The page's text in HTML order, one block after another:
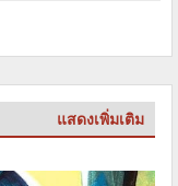
แสดงเพิ่มเติม